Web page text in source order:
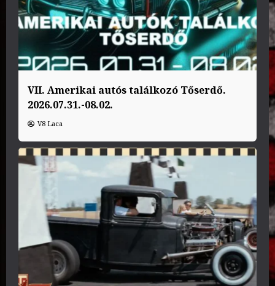
VII. Amerikai autós találkozó Tőserdő.
2026.07.31.-08.02.
V8 Laca